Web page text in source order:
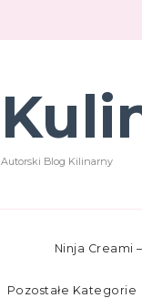
Autorski Blog Kilinarny
Ninja Creami
Pozostałe Kategorie